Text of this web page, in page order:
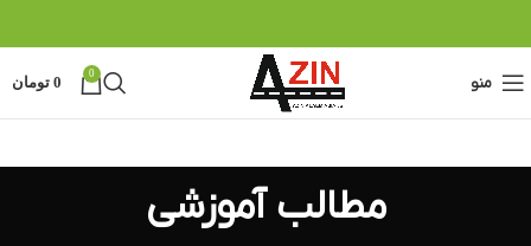
منو 0
0 تومان
مطالب آموزشی